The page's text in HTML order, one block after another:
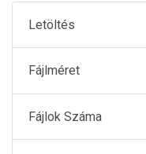
Letöltés
Fájlméret
Fájlok Száma